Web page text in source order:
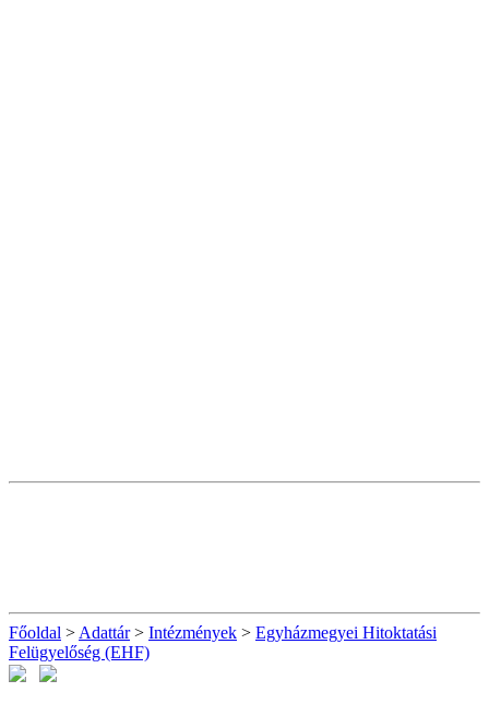
Főoldal > Adattár> Intézmények > Egyházmegyei Hitoktatási
Felügyelőség (EHF)